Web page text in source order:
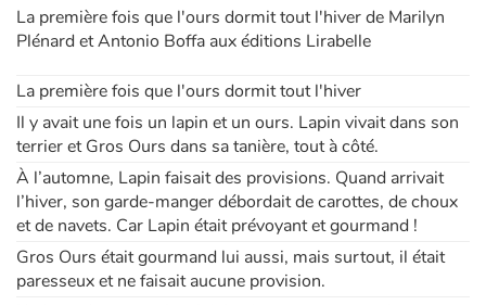
Nos listes de lecture
Coups de coeur
La première fois que l'ours dormit tout l'hiver de Marilyn
Plénard et Antonio Boffa aux éditions Lirabelle
La première fois que l'ours dormit tout l'hiver
Il y avait une fois un lapin et un ours. Lapin vivait dans son
terrier et Gros Ours dans sa tanière, tout à côté.
À l’automne, Lapin faisait des provisions. Quand arrivait
l’hiver, son garde-manger débordait de carottes, de choux
et de navets. Car Lapin était prévoyant et gourmand !
Gros Ours était gourmand lui aussi, mais surtout, il était
paresseux et ne faisait aucune provision.